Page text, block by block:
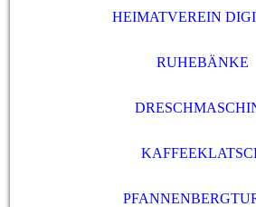
HEIMATVEREIN
RUHEBÄNKE